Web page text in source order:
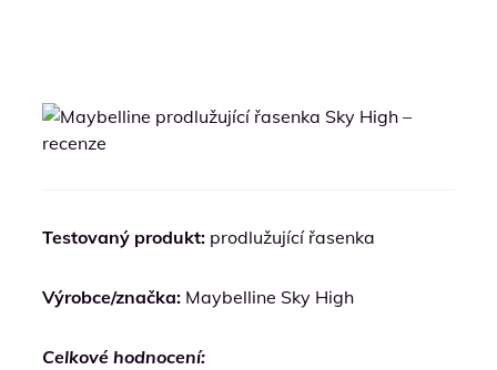
Testovaný produkt: prodlužující řasenka
Výrobce/značka: Maybelline Sky High
Celkové hodnocení: